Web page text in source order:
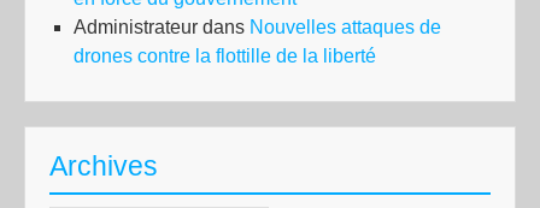
Administrateur dans Nouvelles attaques de
drones contre la flottille de la liberté
Archives